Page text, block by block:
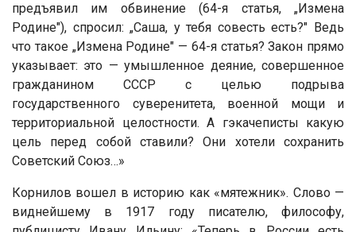
предъявил им обвинение (64-я статья, „Измена
Родине"), спросил: „Саша, у тебя совесть есть?" Ведь
что такое „Измена Родине" — 64-я статья? Закон прямо
указывает: это — умышленное деяние, совершенное
гражданином СССР с целью подрыва
государственного суверенитета, военной мощи и
территориальной целостности. А гэкачеписты какую
цель перед собой ставили? Они хотели сохранить
Советский Союз…»
Корнилов вошел в историю как «мятежник». Слово —
виднейшему в 1917 году писателю, философу,